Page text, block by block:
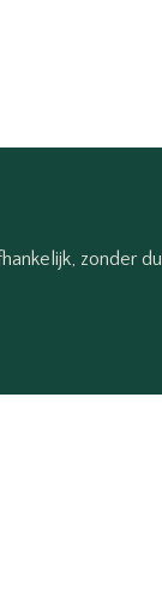
zonder